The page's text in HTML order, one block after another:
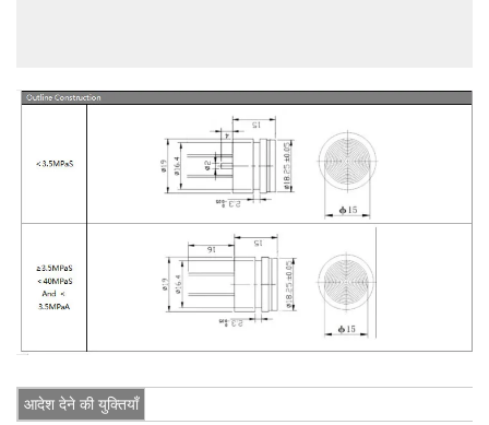
आदेश देने की युक्तियाँ